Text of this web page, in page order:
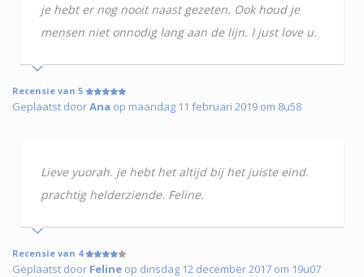
je hebt er nog nooit naast gezeten. Ook houd je
mensen niet onnodig lang aan de lijn. I just love u.
Recensie van 5
Geplaatst doorAna op maandag 11 februari 2019 om 8u58
Lieve yuorah. je hebt het altijd bij het juiste eind.
prachtig helderziende. Feline.
Recensie van 4
Geplaatst door Feline op dinsdag 12 december 2017 om 19u07